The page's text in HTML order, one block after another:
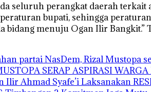
seluruh perangkat daerah
bupati, sehingga
bidang menuju Ogan Ilir Bangkit.”
partai NasDem, Rizal Mustopa
SERAP ASPIRASI
Ilir Ahmad Syafe’i Laksanakan